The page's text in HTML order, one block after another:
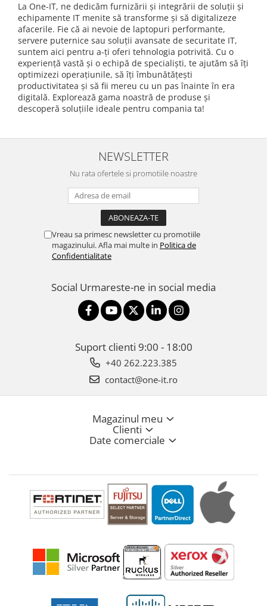
La One-IT, ne dedicăm furnizării și integrării de soluții și
echipamente IT menite să transforme și să digitalizeze
afacerile. Fie că ai nevoie de laptopuri performante,
servere puternice sau soluții avansate de securitate IT,
suntem aici pentru a-ți oferi tehnologia potrivită. Cu o
experiență vastă și o echipă de specialiști, te ajutăm să îți
optimizezi operațiunile, să îți îmbunătățești
productivitatea și să fii mereu cu un pas înainte în era
digitală. Explorează gama noastră de produse și
descoperă soluțiile ideale pentru compania ta!
NEWSLETTER
Nu rata ofertele si promotiile noastre
Vreau sa primesc newsletter cu promotiile
magazinului. Afla mai multe in Politica de
Confidentialitate
Social Urmareste-ne in social media
Suport clienti 9:00 - 18:00
+40 262.223.385
contact@one-it.ro
Magazinul meu
Clienti
Date comerciale